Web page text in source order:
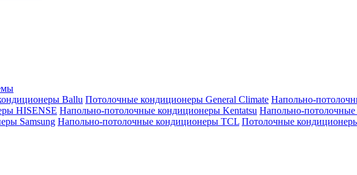
Ballu Потолочные кондиционеры General Climate Напольно-
HISENSE Напольно-потолочные кондиционеры Kentatsu Напольно-
Samsung Напольно-потолочные кондиционеры TCL Потолочные